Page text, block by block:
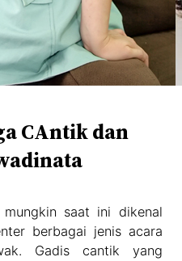
CAntik dan
saat ini dikenal
berbagai jenis acara
Gadis cantik yang